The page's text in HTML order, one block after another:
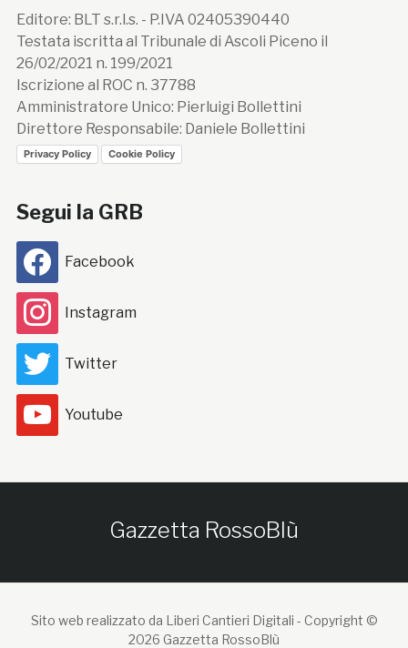
Editore: BLT s.r.l.s. - P.IVA 02405390440
Testata iscritta al Tribunale di Ascoli Piceno il
26/02/2021 n. 199/2021
Iscrizione al ROC n. 37788
Amministratore Unico: Pierluigi Bollettini
Direttore Responsabile: Daniele Bollettini
Privacy Policy Cookie Policy
Segui la GRB
Facebook
Instagram
Twitter
Youtube
Gazzetta RossoBlù
Sito web realizzato da Liberi Cantieri Digitali - Copyright ©
2026 Gazzetta RossoBlù